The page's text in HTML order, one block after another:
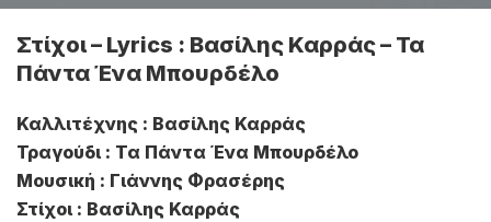
Στίχοι – Lyrics : Βασίλης Καρράς – Τα
Πάντα Ένα Μπουρδέλο
Καλλιτέχνης : Βασίλης Καρράς
Τραγούδι : Τα Πάντα Ένα Μπουρδέλο
Μουσική : Γιάννης Φρασέρης
Στίχοι : Βασίλης Καρράς